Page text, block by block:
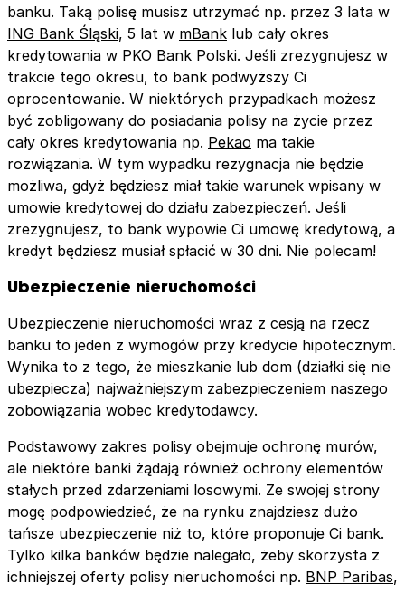
banku. Taką polisę musisz utrzymać np. przez 3 lata w
ING Bank Śląski, 5 lat w mBank lub cały okres
kredytowania w PKO Bank Polski. Jeśli zrezygnujesz w
trakcie tego okresu, to bank podwyższy Ci
oprocentowanie. W niektórych przypadkach możesz
być zobligowany do posiadania polisy na życie przez
cały okres kredytowania np. Pekao ma takie
rozwiązania. W tym wypadku rezygnacja nie będzie
możliwa, gdyż będziesz miał takie warunek wpisany w
umowie kredytowej do działu zabezpieczeń. Jeśli
zrezygnujesz, to bank wypowie Ci umowę kredytową, a
kredyt będziesz musiał spłacić w 30 dni. Nie polecam!
Ubezpieczenie nieruchomości
Ubezpieczenie nieruchomości wraz z cesją na rzecz
banku to jeden z wymogów przy kredycie hipotecznym.
Wynika to z tego, że mieszkanie lub dom (działki się nie
ubezpiecza) najważniejszym zabezpieczeniem naszego
zobowiązania wobec kredytodawcy.
Podstawowy zakres polisy obejmuje ochronę murów,
ale niektóre banki żądają również ochrony elementów
stałych przed zdarzeniami losowymi. Ze swojej strony
mogę podpowiedzieć, że na rynku znajdziesz dużo
tańsze ubezpieczenie niż to, które proponuje Ci bank.
Tylko kilka banków będzie nalegało, żeby skorzysta z
ichniejszej oferty polisy nieruchomości np. BNP Paribas,